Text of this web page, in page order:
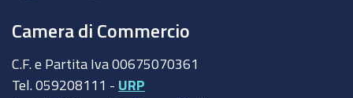
Camera di Commercio
C.F. e Partita Iva 00675070361
Tel. 059208111 - URP